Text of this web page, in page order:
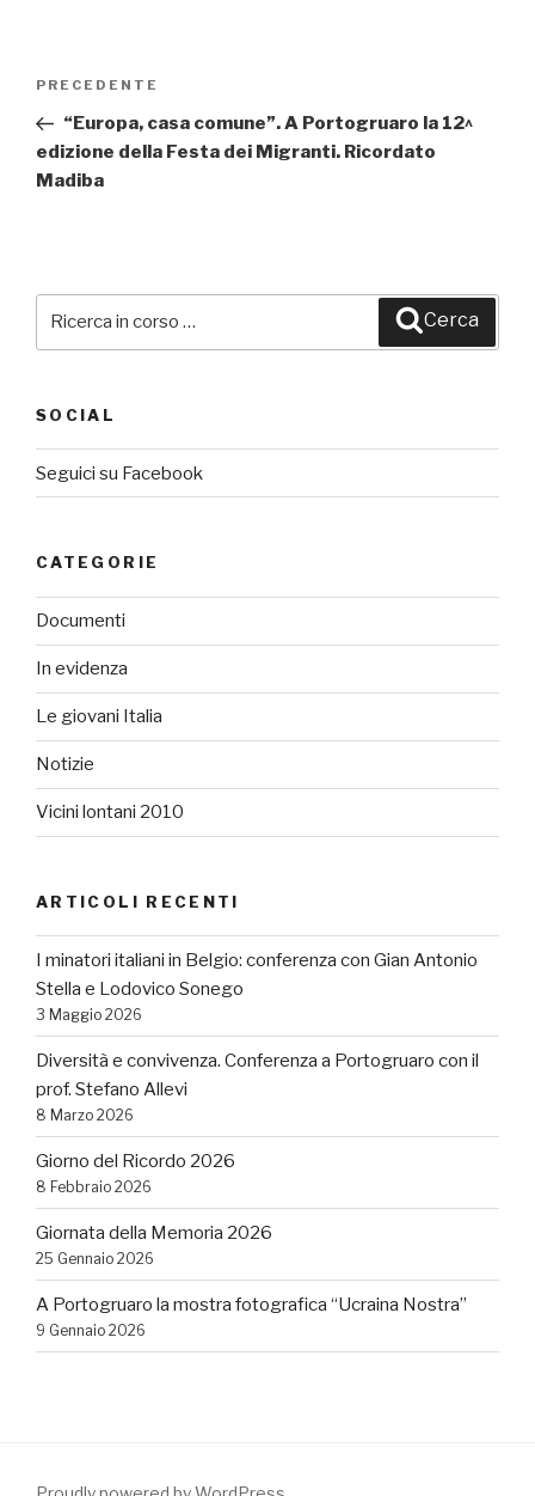
Navigazione
Articolo
precedente:
PRECEDENTE
“Europa, casa comune”. A Portogruaro la 12^
edizione della Festa dei Migranti. Ricordato
Madiba
Cerca
SOCIAL
Seguici su Facebook
CATEGORIE
Documenti
In evidenza
Le giovani Italia
Notizie
Vicini lontani 2010
ARTICOLI RECENTI
I minatori italiani in Belgio: conferenza con Gian Antonio
Stella e Lodovico Sonego
3 Maggio 2026
Diversità e convivenza. Conferenza a Portogruaro con il
prof. Stefano Allevi
8 Marzo 2026
Giorno del Ricordo 2026
8 Febbraio 2026
Giornata della Memoria 2026
25 Gennaio 2026
A Portogruaro la mostra fotografica “Ucraina Nostra”
9 Gennaio 2026